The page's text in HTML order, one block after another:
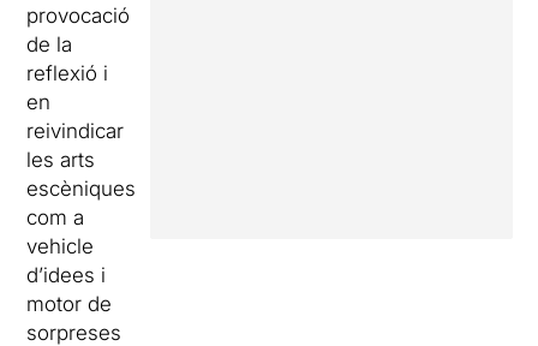
provocació
de la
reflexió i
en
reivindicar
les arts
escèniques
com a
vehicle
d’idees i
motor de
sorpreses